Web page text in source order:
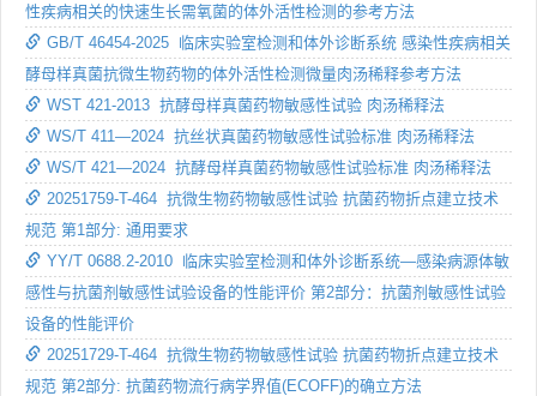
性疾病相关的快速生长需氧菌的体外活性检测的参考方法
GB/T 46454-2025 临床实验室检测和体外诊断系统 感染性疾病相关
酵母样真菌抗微生物药物的体外活性检测微量肉汤稀释参考方法
WST 421-2013 抗酵母样真菌药物敏感性试验 肉汤稀释法
WS/T 411—2024 抗丝状真菌药物敏感性试验标准 肉汤稀释法
WS/T 421—2024 抗酵母样真菌药物敏感性试验标准 肉汤稀释法
20251759-T-464 抗微生物药物敏感性试验 抗菌药物折点建立技术
规范 第1部分: 通用要求
YY/T 0688.2-2010 临床实验室检测和体外诊断系统—感染病源体敏
感性与抗菌剂敏感性试验设备的性能评价 第2部分：抗菌剂敏感性试验
设备的性能评价
20251729-T-464 抗微生物药物敏感性试验 抗菌药物折点建立技术
规范 第2部分: 抗菌药物流行病学界值(ECOFF)的确立方法